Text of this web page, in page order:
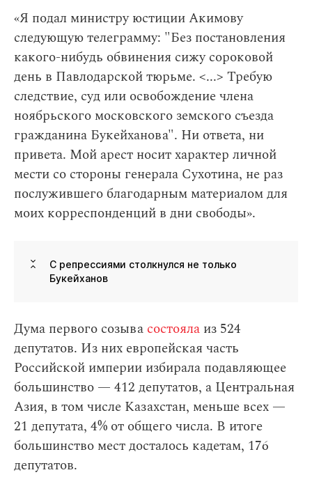
«Я подал министру юстиции Акимову
следующую телеграмму: "Без постановления
какого-нибудь обвинения сижу сороковой
день в Павлодарской тюрьме. <...> Требую
следствие, суд или освобождение члена
ноябрьского московского земского съезда
гражданина Букейханова". Ни ответа, ни
привета. Мой арест носит характер личной
мести со стороны генерала Сухотина, не раз
послужившего благодарным материалом для
моих корреспонденций в дни свободы».
С репрессиями столкнулся не только
Букейханов
Дума первого созыва состояла из 524
депутатов. Из них европейская часть
Российской империи избирала подавляющее
большинство — 412 депутатов, а Центральная
Азия, в том числе Казахстан, меньше всех —
21 депутата, 4% от общего числа. В итоге
большинство мест досталось кадетам, 176
депутатов.